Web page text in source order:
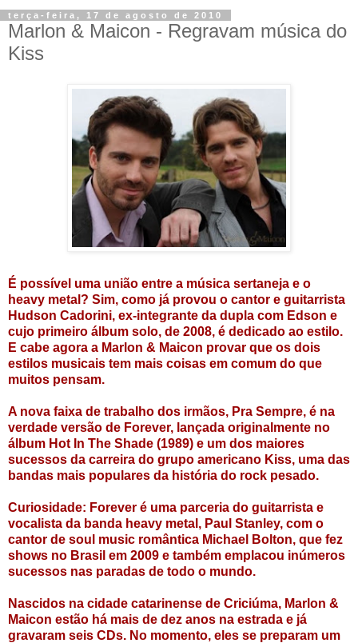
terça-feira, 17 de agosto de 2010
Marlon & Maicon - Regravam música do
Kiss
É possível uma união entre a música sertaneja e o
heavy metal? Sim, como já provou o cantor e guitarrista
Hudson Cadorini, ex-integrante da dupla com Edson e
cujo primeiro álbum solo, de 2008, é dedicado ao estilo.
E cabe agora a Marlon & Maicon provar que os dois
estilos musicais tem mais coisas em comum do que
muitos pensam.
A nova faixa de trabalho dos irmãos, Pra Sempre, é na
verdade versão de Forever, lançada originalmente no
álbum Hot In The Shade (1989) e um dos maiores
sucessos da carreira do grupo americano Kiss, uma das
bandas mais populares da história do rock pesado.
Curiosidade: Forever é uma parceria do guitarrista e
vocalista da banda heavy metal, Paul Stanley, com o
cantor de soul music romântica Michael Bolton, que fez
shows no Brasil em 2009 e também emplacou inúmeros
sucessos nas paradas de todo o mundo.
Nascidos na cidade catarinense de Criciúma, Marlon &
Maicon estão há mais de dez anos na estrada e já
gravaram seis CDs. No momento, eles se preparam um